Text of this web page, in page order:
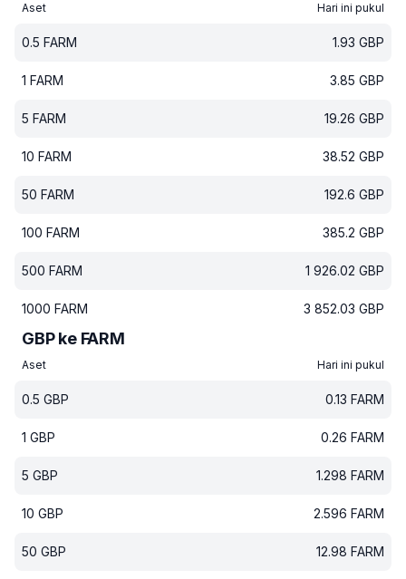
Aset Hari ini pukul
0.5 FARM 1.93 GBP
1 FARM 3.85 GBP
5 FARM 19.26 GBP
10 FARM 38.52 GBP
50 FARM 192.6 GBP
100 FARM 385.2 GBP
500 FARM 1 926.02 GBP
1000 FARM 3 852.03 GBP
GBP ke FARM
Aset Hari ini pukul
0.5 GBP 0.13 FARM
1 GBP 0.26 FARM
5 GBP 1.298 FARM
10 GBP 2.596 FARM
50 GBP 12.98 FARM